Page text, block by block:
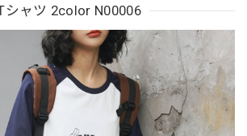
シャツ 2color N00006